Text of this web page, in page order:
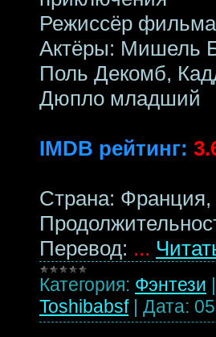
Режиссёр
Актёры: Мишель
Поль Декомб,
Дюпло младший
IMDB рейтинг:
Страна:
Перевод: ...
Категория: Фэнтези
Toshibabsf | Дата: